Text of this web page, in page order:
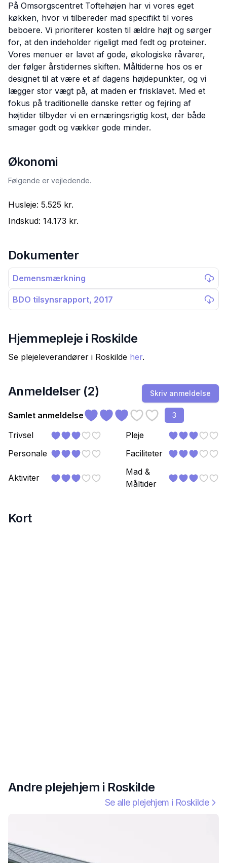
På Omsorgscentret Toftehøjen har vi vores eget
køkken, hvor vi tilbereder mad specifikt til vores
beboere. Vi prioriterer kosten til ældre højt og sørger
for, at den indeholder rigeligt med fedt og proteiner.
Vores menuer er lavet af gode, økologiske råvarer,
der følger årstidernes skiften. Måltiderne hos os er
designet til at være et af dagens højdepunkter, og vi
lægger stor vægt på, at maden er frisklavet. Med et
fokus på traditionelle danske retter og fejring af
højtider tilbyder vi en ernæringsrigtig kost, der både
smager godt og vækker gode minder.
Økonomi
Følgende er vejledende.
Husleje: 5.525 kr.
Indskud: 14.173 kr.
Dokumenter
Demensmærkning
BDO tilsynsrapport, 2017
Hjemmepleje i Roskilde
Se plejeleverandører i Roskilde her.
Anmeldelser (2) Skriv anmeldelse
Samlet anmeldelse 3
Trivsel
Pleje
Personale
Faciliteter
Aktiviter
Mad &
Måltider
Kort
Andre plejehjem i Roskilde
Se alle plejehjem i Roskilde